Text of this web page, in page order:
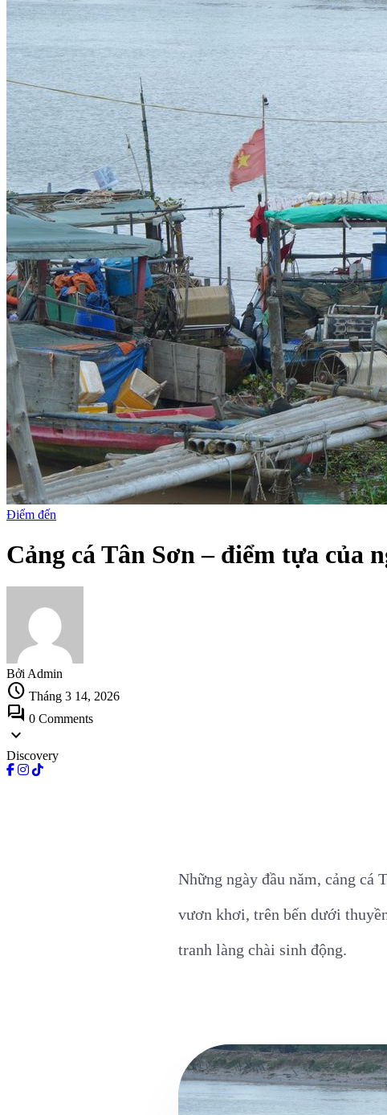
Điểm đến
Cảng cá Tân Sơn – điểm tựa của
Bởi Admin
schedule Tháng 3 14, 2026
forum 0 Comments
expand_more
Discovery
Những ngày đầu năm, cảng cá
vươn khơi, trên bến dưới
tranh làng chài sinh động.